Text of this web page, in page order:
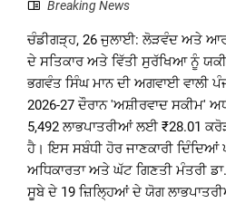
Breaking News
ਚੰਡੀਗੜ੍ਹ, 26 ਜੁਲਾਈ: ਲੋੜਵੰਦ ਅਤੇ
ਦੇ ਸਤਿਕਾਰ ਅਤੇ ਵਿੱਤੀ ਸੁਰੱਖਿਆ ਨੂੰ
ਭਗਵੰਤ ਸਿੰਘ ਮਾਨ ਦੀ ਅਗਵਾਈ ਵਾਲੀ
2026-27 ਦੌਰਾਨ 'ਅਸ਼ੀਰਵਾਦ ਸਕੀਮ'
5,492 ਲਾਭਪਾਤਰੀਆਂ ਲਈ ₹28.01
ਹੈ। ਇਸ ਸਬੰਧੀ ਹੋਰ ਜਾਣਕਾਰੀ ਦਿੰਦਿਆਂ
ਅਧਿਕਾਰਤਾ ਅਤੇ ਘੱਟ ਗਿਣਤੀ ਮੰਤਰੀ
ਸੂਬੇ ਦੇ 19 ਜ਼ਿਲ੍ਹਿਆਂ ਦੇ ਯੋਗ